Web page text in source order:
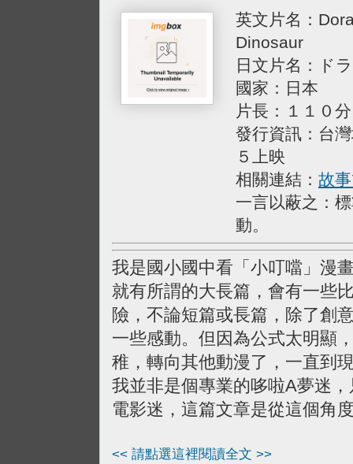
英文片名：
Dinosaur
日文片名：ド
國家：日本
片長：１１０
發行資訊：台
５上映
相關連結： 故
一言以蔽之：
動。
我是國小國中看「小叮噹」漫
就有所謂的大長篇，會有一些
險，不論短篇或長篇，除了創
一些感動。但因為公式太明顯
稚，轉向其他動漫了，一直到
我並非是個專業的哆啦A夢迷
電影迷，這篇文章是從這個角
<< 請點選這裡閱讀全文 >>